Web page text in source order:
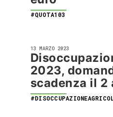
#QUOTA103
13 MARZO 2023
2023,
scadenza il